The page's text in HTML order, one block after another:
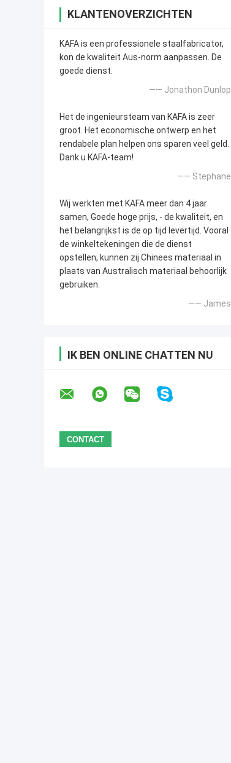
KLANTENOVERZICHTEN
KAFA is een professionele staalfabricator,
kon de kwaliteit Aus-norm aanpassen. De
goede dienst.
—— Jonathon Dunlop
Het de ingenieursteam van KAFA is zeer
groot. Het economische ontwerp en het
rendabele plan helpen ons sparen veel geld.
Dank u KAFA-team!
—— Stephane
Wij werkten met KAFA meer dan 4 jaar
samen, Goede hoge prijs, - de kwaliteit, en
het belangrijkst is de op tijd levertijd. Vooral
de winkeltekeningen die de dienst
opstellen, kunnen zij Chinees materiaal in
plaats van Australisch materiaal behoorlijk
gebruiken.
—— James
IK BEN ONLINE CHATTEN NU